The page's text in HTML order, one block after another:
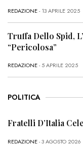
REDAZIONE- 13 APRILE 2025
Truffa Dello Spid,
“Pericolosa”
REDAZIONE- 5 APRILE 2025
POLITICA
Fratelli D’Italia
REDAZIONE- 3 AGOSTO 2026